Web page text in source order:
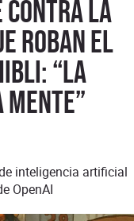
contra la
roban el
“la
inteligencia artificial
OpenAI